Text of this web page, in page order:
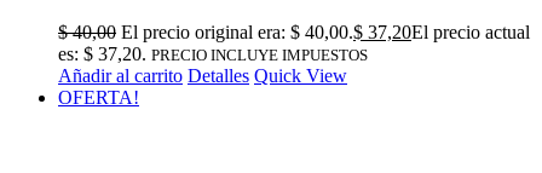
$40,00 El precio original era: $ 40,00.$ 37,20El precio actual
es: $ 37,20. PRECIO INCLUYE IMPUESTOS
Añadir al carrito Detalles Quick View
OFERTA!